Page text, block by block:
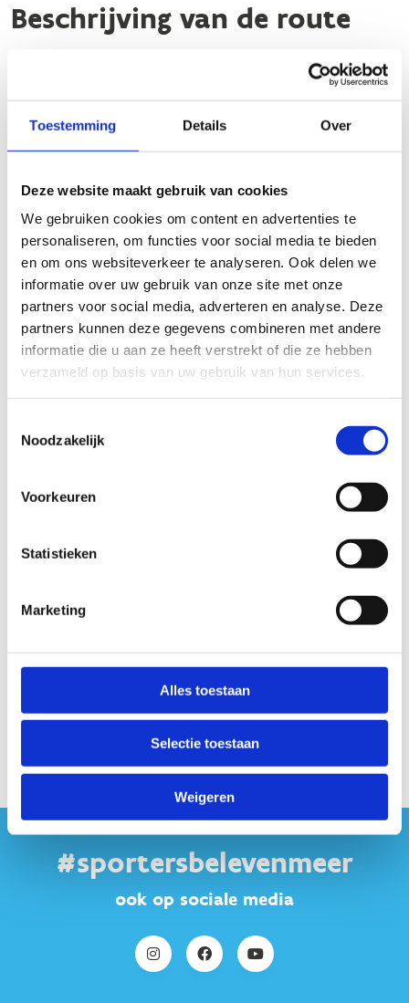
Toestemming Details Over
Deze website maakt gebruik van cookies
We gebruiken cookies om content en advertenties te
personaliseren, om functies voor social media te bieden
en om ons websiteverkeer te analyseren. Ook delen we
informatie over uw gebruik van onze site met onze
partners voor social media, adverteren en analyse. Deze
partners kunnen deze gegevens combineren met andere
informatie die u aan ze heeft verstrekt of die ze hebben
verzameld op basis van uw gebruik van hun services.
Noodzakelijk
Voorkeuren
Statistieken
Marketing
Alles toestaan
Selectie toestaan
Weigeren
Beschrijving van de route
start aan onthaalzone
De Speelberg in Sint-Joris-Weert (Oud-Heverlee) (Weertse dreef
alledrie lopen ze voor 100% door een van de mooiste
bosgebieden van Vlaanderen. Het Meerdaalwoud is een oeroud
geleden. Het werd nooit ontbost.
De korte lus is nagenoeg vlak, maar in de twee langere lussen
zitten enkele pittige hellingen. De steilste is de beklimming
van de Tomberg. Op die open plek in het woud werd tijdens
de middeleeuwen recht gesproken. De twee lange lussen lopen
door het halfopen kleinschalige landbouwgebied tussen het
Heverleebos en het Meerdaalwoud, met prachtige vergezichten
als je door de majestueuze Herculesdreef jogt. Je loopt er ook
Voor de kinderen die mee joggen zijn het speelbos, de
de start - plekken waar ze later zeker nog eens terug zullen
willen komen. Iedereen die zijn afval mee naar huis neemt en
Naamsesteenweg
#sportersbelevenmeer
ook op sociale media